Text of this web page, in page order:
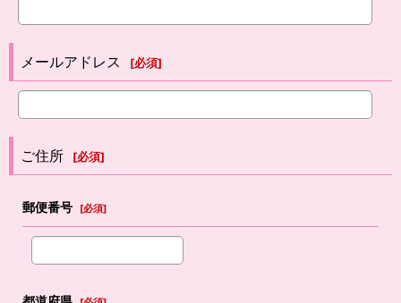
メールアドレス [必須]
ご住所 [必須]
郵便番号 [必須]